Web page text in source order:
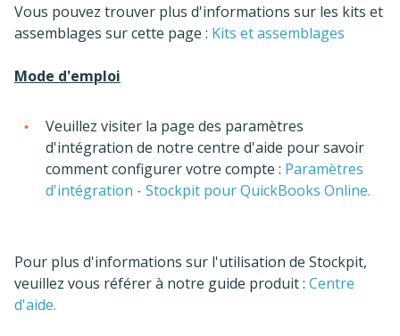
Vous pouvez trouver plus d'informations sur les kits et
assemblages sur cette page : Kits et assemblages
Mode d'emploi
Veuillez visiter la page des paramètres
d'intégration de notre centre d'aide pour savoir
comment configurer votre compte : Paramètres
d'intégration - Stockpit pour QuickBooks Online.
Pour plus d'informations sur l'utilisation de Stockpit,
veuillez vous référer à notre guide produit : Centre
d'aide.